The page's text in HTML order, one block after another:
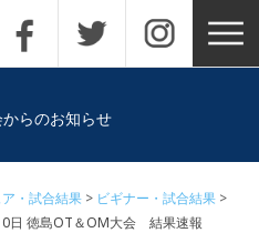
らのお知らせ
・試合結果
ビギナー・試合結果
日 徳島OT＆OM大会 結果速報